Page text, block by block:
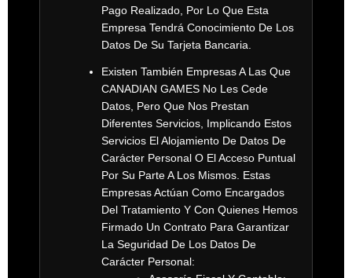
Pago Realizado, Por Lo Que Esta
Empresa Tendrá Conocimiento De Los
Datos De Su Tarjeta Bancaria.
Existen También Empresas A Las Que
CANADIAN GAMES No Les Cede
Datos, Pero Que Nos Prestan
Diferentes Servicios, Implicando Estos
Servicios El Alojamiento De Datos De
Carácter Personal O El Acceso Puntual
Por Su Parte A Los Mismos. Estas
Empresas Actúan Como Encargados
Del Tratamiento Y Con Quienes Hemos
Firmado Un Contrato Para Garantizar
La Seguridad De Los Datos De
Carácter Personal: